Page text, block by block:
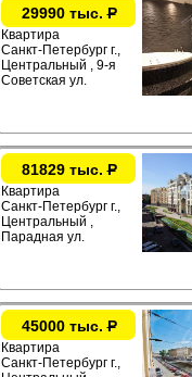
29990 тыс.Р
Квартира
Санкт-Петербург г.,
Центральный , 9-я
Советская ул.
81829 тыс.Р
Квартира
Санкт-Петербург г.,
Центральный ,
Парадная ул.
45000 тыс.Р
Квартира
Санкт-Петербург г.,